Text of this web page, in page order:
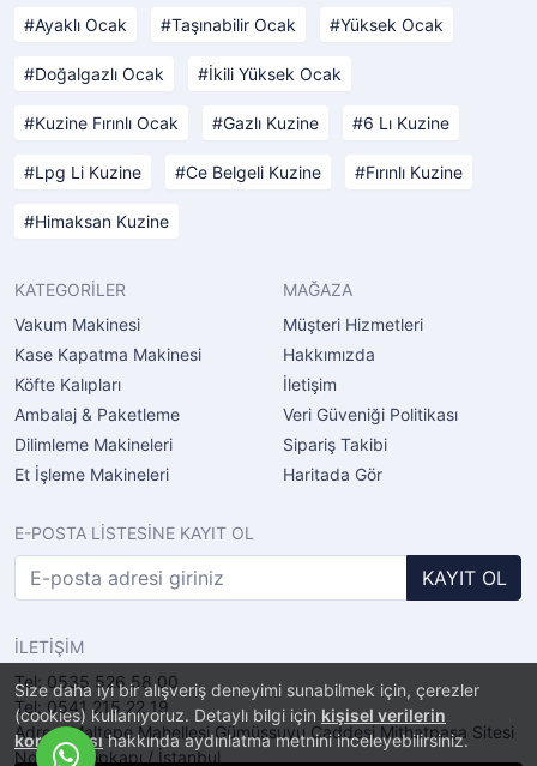
Size daha iyi bir alışveriş deneyimi sunabilmek için, çerezler
(cookies) kullanıyoruz. Detaylı bilgi için kişisel verilerin
korunmasıhakkında aydınlatma metnini inceleyebilirsiniz.
Ayaklı Ocak Taşınabilir Ocak Yüksek Ocak
Doğalgazlı Ocak İkili Yüksek Ocak
Kuzine Fırınlı Ocak Gazlı Kuzine 6 Lı Kuzine
Lpg Li Kuzine Ce Belgeli Kuzine Fırınlı Kuzine
Himaksan Kuzine
KATEGORİLER
Vakum Makinesi
Kase Kapatma Makinesi
Köfte Kalıpları
Ambalaj & Paketleme
Dilimleme Makineleri
Et İşleme Makineleri
MAĞAZA
Müşteri Hizmetleri
Hakkımızda
İletişim
Veri Güveniği Politikası
Sipariş Takibi
Haritada Gör
E-POSTA LİSTESİNE KAYIT OL
KAYIT OL
İLETİŞİM
Tel: 0535 526 58 00
Tel: 0541 215 22 19
Adres: Maltepe Mahellesi Gümüşsuyu Caddesi Mithatpaşa Sitesi
No:2/11 Topkapı / İstanbul